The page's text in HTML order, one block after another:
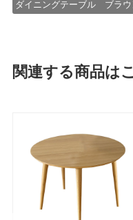
ダイニングテーブル ブラウ
関連する商品は